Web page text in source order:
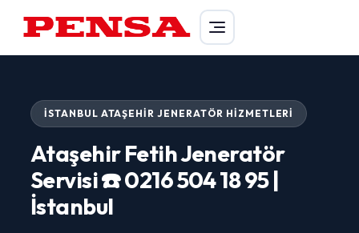
PENSA Generator
İSTANBUL ATAŞEHIR JENERATÖR HIZMETLERI
Ataşehir Fetih Jeneratör
Servisi ☎️ 0216 504 18 95 |
İstanbul